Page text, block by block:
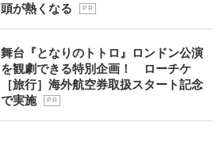
頭が熱くなる
P R
舞台『となりのトトロ』ロンドン公演
を観劇できる特別企画！ ローチケ
［旅行］海外航空券取扱スタート記念
で実施
P R